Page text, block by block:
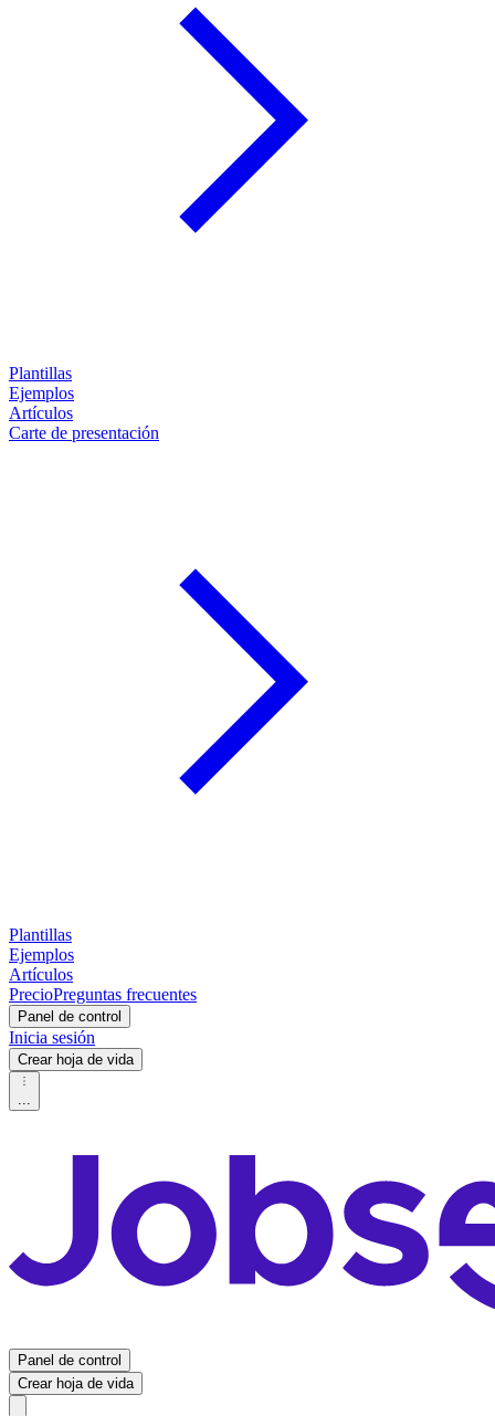
Plantillas
Ejemplos
Artículos
Carte de presentación
Plantillas
Ejemplos
Artículos
PrecioPreguntas frecuentes
Panel de control
Inicia sesión
Crear hoja de vida
...
Panel de control
Crear hoja de vida